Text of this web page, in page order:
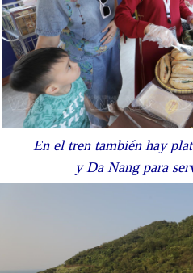
En el tren también hay
y Da Nang para